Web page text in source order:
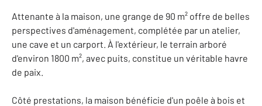
Attenante à la maison, une grange de 90 m² offre de belles
perspectives d'aménagement, complétée par un atelier,
une cave et un carport. À l'extérieur, le terrain arboré
d'environ 1800 m², avec puits, constitue un véritable havre
de paix.
Côté prestations, la maison bénéficie d'un poêle à bois et